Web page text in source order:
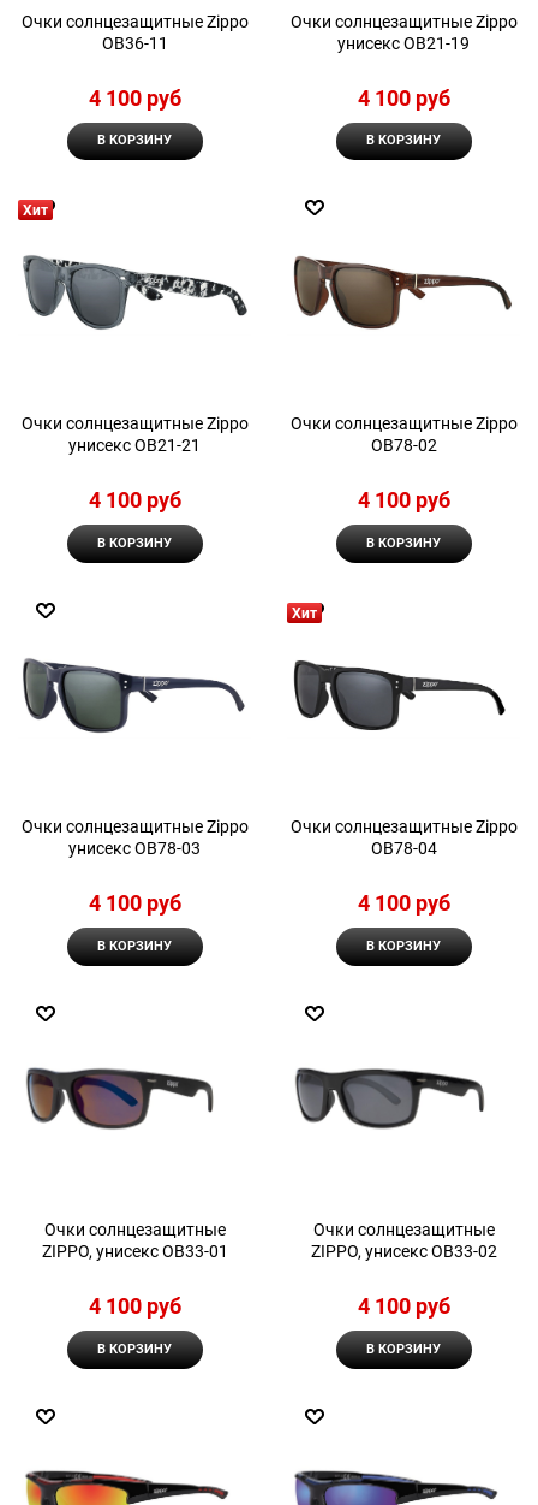
Очки солнцезащитные Zippo
OB36-11
4 100 руб
В КОРЗИНУ
Очки солнцезащитные Zippo
унисекс OB21-19
4 100 руб
В КОРЗИНУ
Хит
Очки солнцезащитные Zippo
унисекс OB21-21
4 100 руб
В КОРЗИНУ
Очки солнцезащитные Zippo
OB78-02
4 100 руб
В КОРЗИНУ
Очки солнцезащитные Zippo
унисекс OB78-03
4 100 руб
В КОРЗИНУ
Хит
Очки солнцезащитные Zippo
OB78-04
4 100 руб
В КОРЗИНУ
Очки солнцезащитные
ZIPPO, унисекс OB33-01
4 100 руб
В КОРЗИНУ
Очки солнцезащитные
ZIPPO, унисекс OB33-02
4 100 руб
В КОРЗИНУ